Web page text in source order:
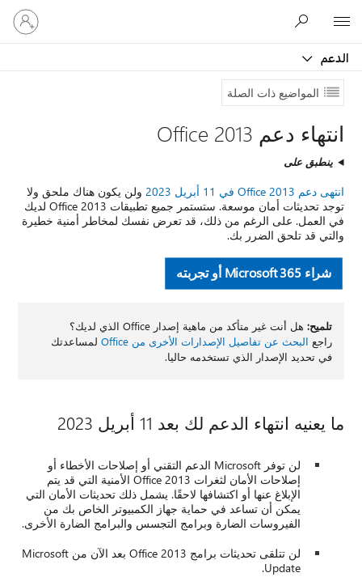
الدعم
تسجيل
الدخول
إلى
المواضيع ذات الصلة
انتهاء دعم Office 2013
ينطبق على
انتهى دعم Office 2013 في 11 أبريل 2023
ولن يكون هناك ملحق ولا
توجد تحديثات أمان موسعة. ستستمر جميع تطبيقات Office 2013 لديك
في العمل. على الرغم من ذلك، قد تعرض نفسك لمخاطر أمنية خطيرة
والتي قد تلحق الضرر بك.
شراء Microsoft 365 أو تجربته
تلميح:
هل أنت غير متأكد من ماهية إصدار Office الذي لديك؟
راجع البحث عن تفاصيل الإصدارات الأخرى من Office
لمساعدتك
في تحديد الإصدار الذي تستخدمه حاليا.
ما يعنيه انتهاء الدعم لك بعد 11 أبريل 2023
لن توفر Microsoft الدعم التقني أو إصلاحات الأخطاء أو
إصلاحات الأمان لثغرات Office 2013 الأمنية التي قد يتم
الإبلاغ عنها أو اكتشافها لاحقًا. يشمل ذلك تحديثات الأمان التي
يمكن أن تساعد في حماية جهاز الكمبيوتر الخاص بك من
الفيروسات الضارة وبرامج التجسس والبرامج الضارة الأخرى.
لن تتلقى تحديثات برامج Office 2013 بعد الآن من Microsoft
Update.